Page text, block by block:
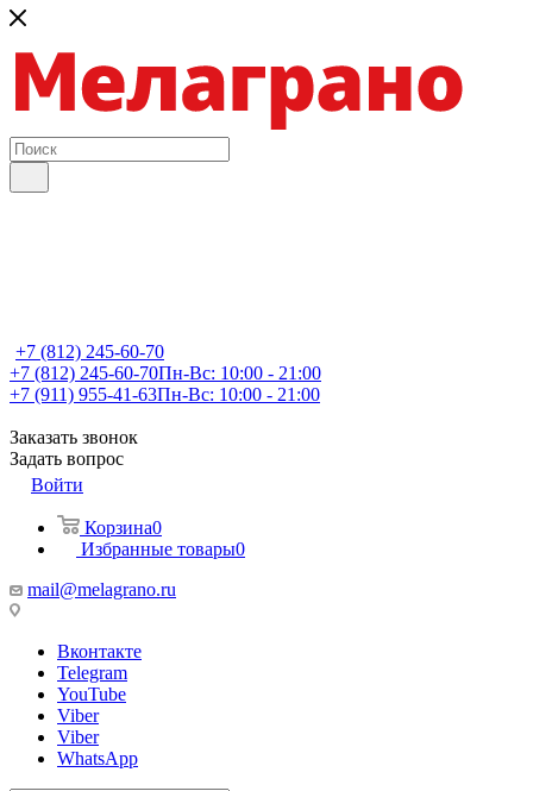
+7 (812) 245-60-70
+7 (812) 245-60-70Пн-Вс: 10:00 - 21:00
+7 (911) 955-41-63Пн-Вс: 10:00 - 21:00
Заказать звонок
Задать вопрос
Войти
Корзина0
Избранные товары0
mail@melagrano.ru
Вконтакте
Telegram
YouTube
Viber
Viber
WhatsApp